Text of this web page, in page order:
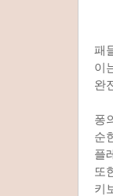
패
이
완
퐁
순
플
또
키